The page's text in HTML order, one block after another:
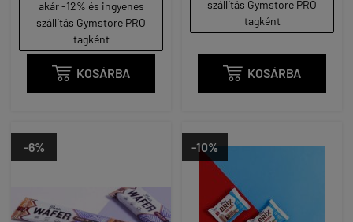
akár -12% és ingyenes
szállítás Gymstore PRO
tagként
 KOSÁRBA
szállítás Gymstore PRO
tagként
 KOSÁRBA
-6% -10%